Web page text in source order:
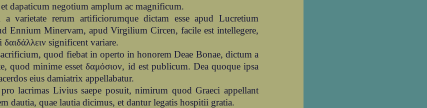
dapaticum negotium amplum ac magnificum.
a varietate rerum artificiorumque dictam esse apud Lucretium
Ennium Minervam, apud Virgilium Circen, facile est intellegere,
δαιδάλλειν significent variare.
quod fiebat in operto in honorem Deae Bonae, dictum a
quod minime esset δαμόσιον, id est publicum. Dea quoque ipsa
eius damiatrix appellabatur.
pro lacrimas Livius saepe posuit, nimirum quod Graeci appellant
dautia, quae lautia dicimus, et dantur legatis hospitii gratia.